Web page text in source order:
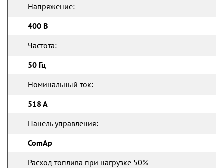
Напряжение:
400 В
Частота:
50 Гц
Номинальный ток:
518 А
Панель управления:
ComAp
Расход топлива при нагрузке 50%